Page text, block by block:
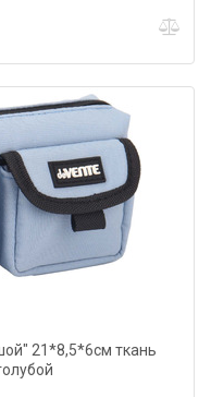
21*8,5*6см ткань